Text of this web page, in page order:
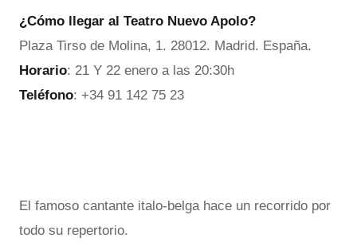
¿Cómo llegar al Teatro Nuevo Apolo?
Plaza Tirso de Molina, 1. 28012. Madrid. España.
Horario: 21 Y 22 enero a las 20:30h
Teléfono: +34 91 142 75 23
El famoso cantante italo-belga hace un recorrido por
todo su repertorio.